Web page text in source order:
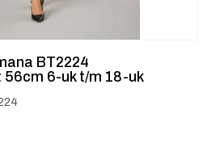
BT2224
56cm 6-uk t/m 18-uk